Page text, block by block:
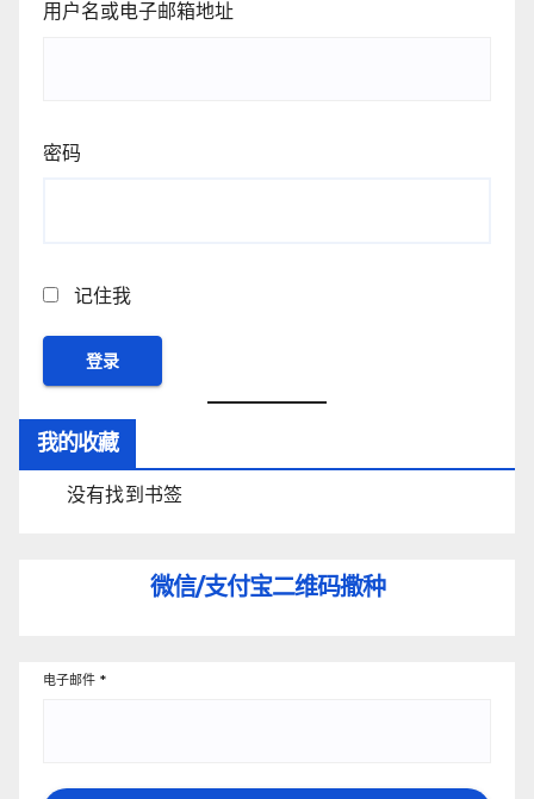
用户名或电子邮箱地址
密码
记住我
我的收藏
没有找到书签
微信/支付宝二维码撒种
电子邮件 *